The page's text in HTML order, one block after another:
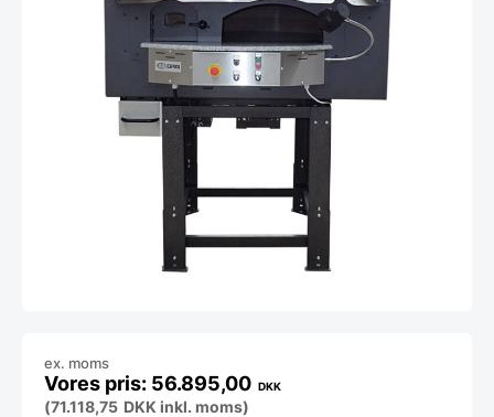
56.895,00 DKK
ex. moms
(71.118,75 DKK inkl. moms)